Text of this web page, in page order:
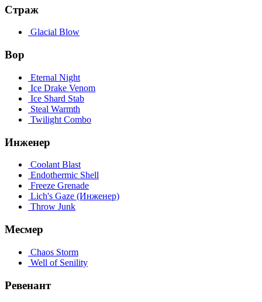
Страж
Glacial Blow
Вор
Eternal Night
Ice Drake Venom
Ice Shard Stab
Steal Warmth
Twilight Combo
Инженер
Coolant Blast
Endothermic Shell
Freeze Grenade
Lich's Gaze (Инженер)
Throw Junk
Месмер
Chaos Storm
Well of Senility
Ревенант